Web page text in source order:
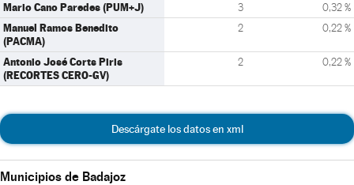
Mario Cano Paredes (PUM+J) 3 0,32 %
Manuel Ramos Benedito
(PACMA)
2 0,22 %
Antonio José Corts Piris
(RECORTES CERO-GV)
2 0,22 %
Descárgate los datos en xml
Municipios de Badajoz